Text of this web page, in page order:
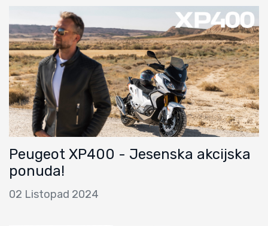
Peugeot XP400 - Jesenska akcijska
ponuda!
02 Listopad 2024